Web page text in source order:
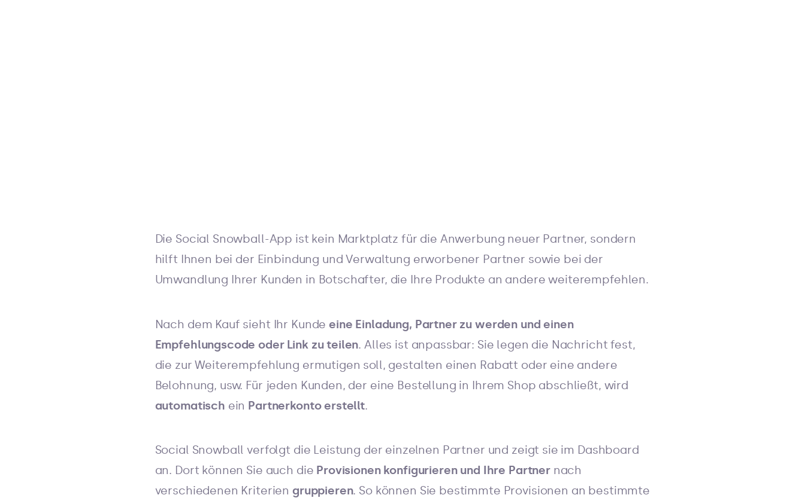
Die Social Snowball-App ist kein Marktplatz für die Anwerbung neuer Partner, sondern
hilft Ihnen bei der Einbindung und Verwaltung erworbener Partner sowie bei der
Umwandlung Ihrer Kunden in Botschafter, die Ihre Produkte an andere weiterempfehlen.
Nach dem Kauf sieht Ihr Kundeeine Einladung, Partner zu werden und einen
Empfehlungscode oder Link zu teilen. Alles ist anpassbar: Sie legen die Nachricht fest,
die zur Weiterempfehlung ermutigen soll, gestalten einen Rabatt oder eine andere
Belohnung, usw. Für jeden Kunden, der eine Bestellung in Ihrem Shop abschließt, wird
automatisch ein Partnerkonto erstellt.
Social Snowball verfolgt die Leistung der einzelnen Partner und zeigt sie im Dashboard
an. Dort können Sie auch die Provisionen konfigurieren und Ihre Partnernach
verschiedenen Kriterien gruppieren. So können Sie bestimmte Provisionen an bestimmte